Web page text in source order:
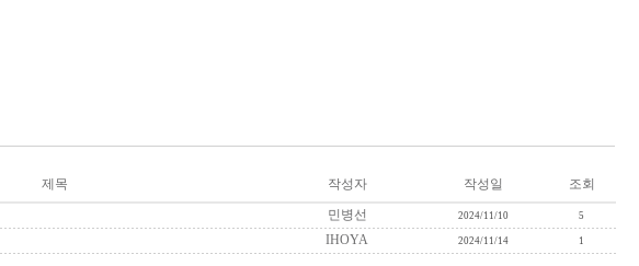
제목 작성자 작성일 조회
민병선 2024/11/10 5
IHOYA 2024/11/14 1